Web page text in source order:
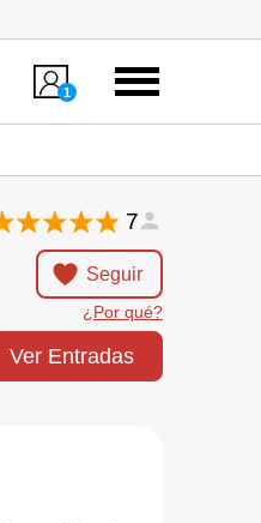
1
Menú
7
Seguir
¿Por qué?
Ver Entradas